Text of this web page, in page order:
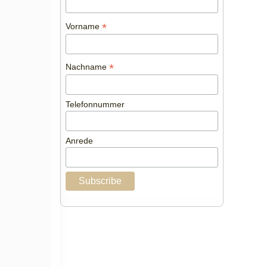
Vorname *
Nachname *
Telefonnummer
Anrede